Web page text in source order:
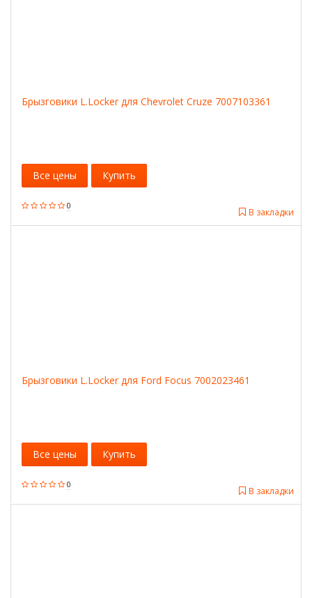
Брызговики L.Locker для Chevrolet Cruze 7007103361
0
В закладки
Все цены Купить
Брызговики L.Locker для Ford Focus 7002023461
0
В закладки
Все цены Купить